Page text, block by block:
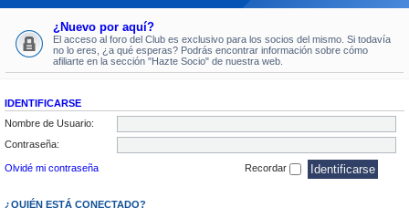
¿Nuevo por aquí?
El acceso al foro del Club es exclusivo para los socios del mismo. Si todavía
no lo eres, ¿a qué esperas? Podrás encontrar información sobre cómo
afiliarte en la sección "Hazte Socio" de nuestra web.
IDENTIFICARSE
Nombre de Usuario:
Contraseña:
Olvidé mi contraseña Recordar
¿QUIÉN ESTÁ CONECTADO?